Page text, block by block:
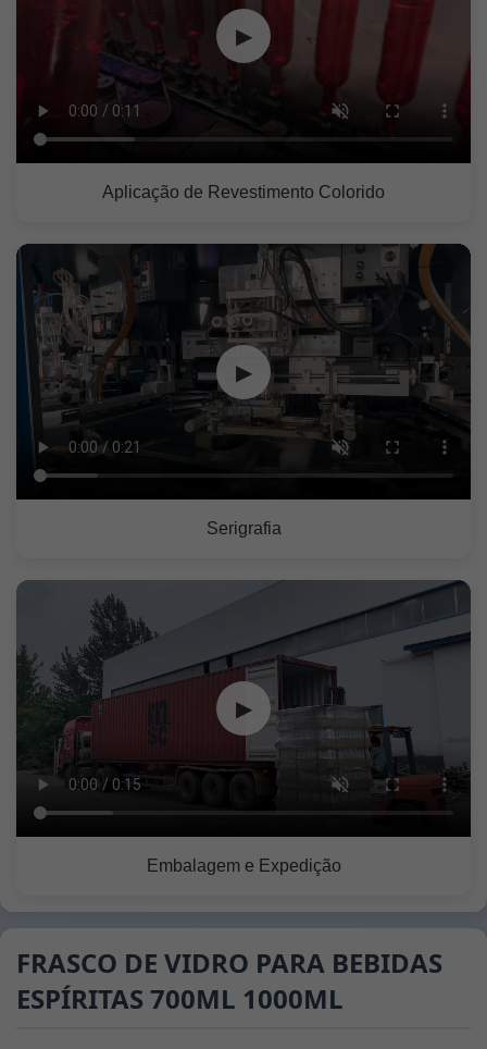
▶
Aplicação de Revestimento Colorido
▶
Serigrafia
▶
Embalagem e Expedição
FRASCO DE VIDRO PARA BEBIDAS
ESPÍRITAS 700ML 1000ML